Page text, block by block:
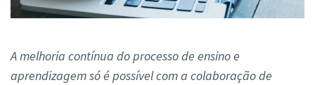
A melhoria contínua do processo de ensino e
aprendizagem só é possível com a colaboração de